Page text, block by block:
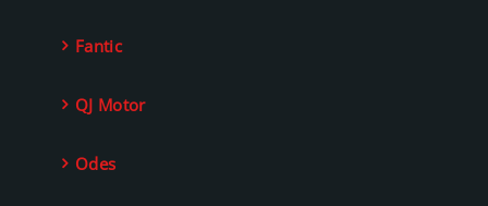
Fantic
QJ Motor
Odes